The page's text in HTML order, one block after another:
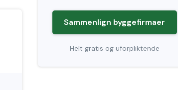
Sammenlign byggefirmaer
Helt gratis og uforpliktende